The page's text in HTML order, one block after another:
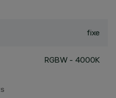
fixe
RGBW - 4000K